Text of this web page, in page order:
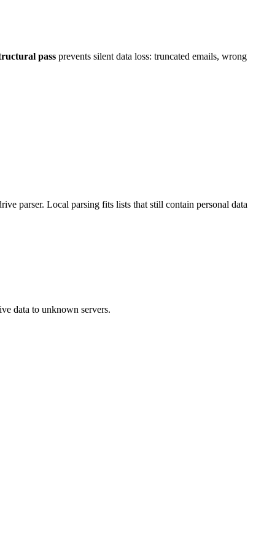
pass prevents silent data loss: truncated emails, wrong
parser. Local parsing fits lists that still contain personal data
data to unknown servers.